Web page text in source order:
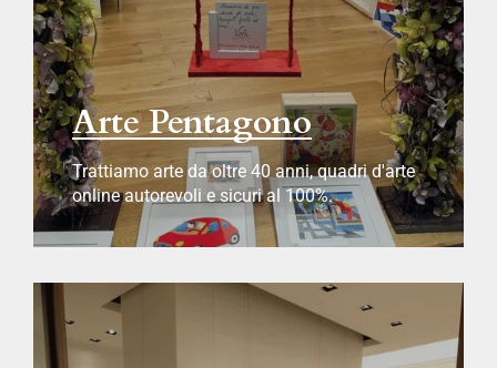
Arte Pentagono
Trattiamo arte da oltre 40 anni, quadri d'arte
online autorevoli e sicuri al 100%.